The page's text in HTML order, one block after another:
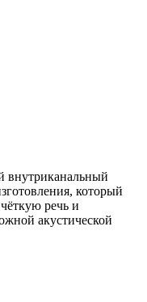
внутриканальный
который
речь и
акустической